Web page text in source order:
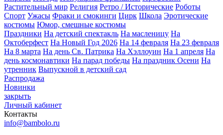
Растительный мир Религия Ретро / Исторические Роботы
Спорт Ужасы Фраки и смокинги Цирк Школа Эротические
костюмы Юмор, смешные костюмы
Праздники На детский спектакль На масленицу На
Октоберфест На Новый Год 2026 На 14 февраля На 23 февраля
На 8 марта На день Св. Патрика На Хэллоуин На 1 апреля На
день космонавтики На парад победы На праздник Осени На
утренник Выпускной в детский сад
Распродажа
Новинки
закрыть
Личный кабинет
Контакты
info@bambolo.ru